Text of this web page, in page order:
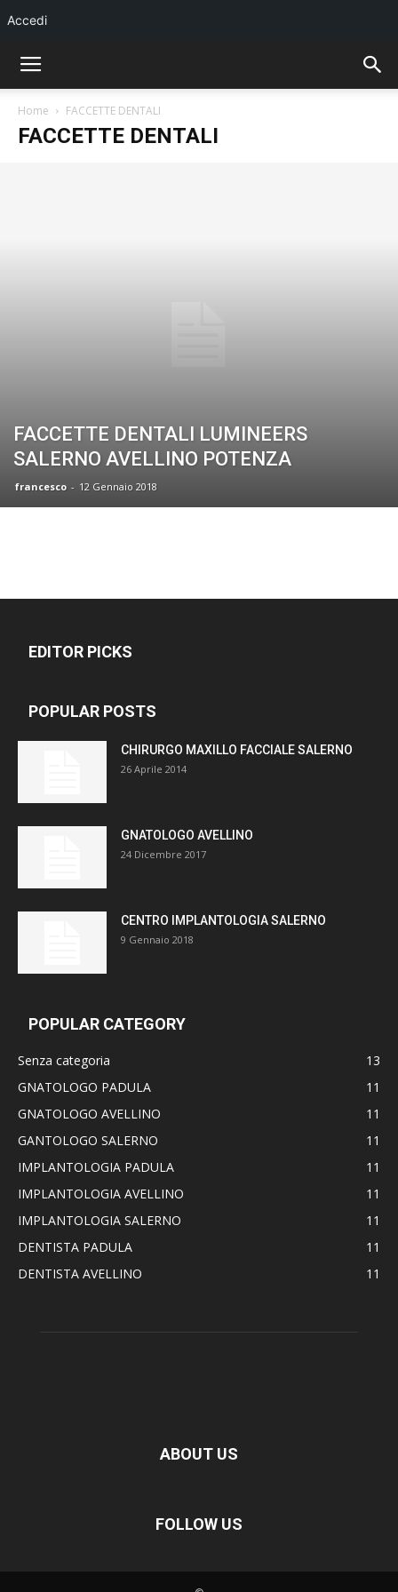
Home FACCETTE DENTALI
FACCETTE DENTALI
FACCETTE DENTALI LUMINEERS
SALERNO AVELLINO POTENZA
francesco - 12 Gennaio 2018
EDITOR PICKS
POPULAR POSTS
CHIRURGO MAXILLO FACCIALE SALERNO
26 Aprile 2014
GNATOLOGO AVELLINO
24 Dicembre 2017
CENTRO IMPLANTOLOGIA SALERNO
9 Gennaio 2018
POPULAR CATEGORY
Senza categoria
13
GNATOLOGO PADULA
11
GNATOLOGO AVELLINO
11
GANTOLOGO SALERNO
11
IMPLANTOLOGIA PADULA
11
IMPLANTOLOGIA AVELLINO
11
IMPLANTOLOGIA SALERNO
11
DENTISTA PADULA
11
DENTISTA AVELLINO
11
ABOUT US
FOLLOW US
Accedi